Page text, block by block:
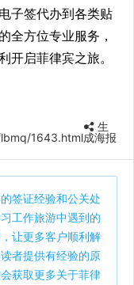
子签代办到各类贴
全方位专业服务，
开启菲律宾之旅。
1643.html
生
成海报
签证经验和公关处
工作旅游中遇到的
让更多客户顺利解
者提供有经验的原
获取更多关于菲律